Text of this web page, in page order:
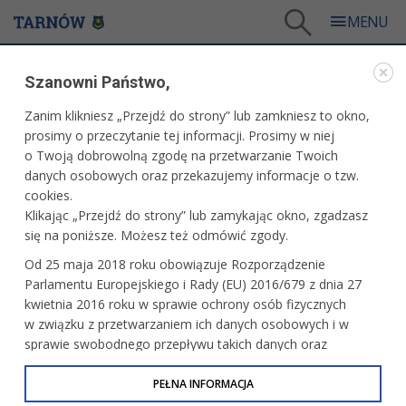
Epilog 40. TNF - ,,Sny pełne dymu" - projekcja specjalna oraz spotkanie z twórcami
WARTO ZOBACZYĆ
EPILOG 40. TNF - ,,SNY PEŁNE DYMU" -
PROJEKCJA SPECJALNA ORAZ SPOTKANIE Z
TWÓRCAMI
13.06.2026, 22:00 fot. Paweł Topolski
Szanowni Państwo,
Zanim klikniesz „Przejdź do strony” lub zamkniesz to okno,
prosimy o przeczytanie tej informacji. Prosimy w niej
o Twoją dobrowolną zgodę na przetwarzanie Twoich
danych osobowych oraz przekazujemy informacje o tzw.
cookies.
Klikając „Przejdź do strony” lub zamykając okno, zgadzasz
się na poniższe. Możesz też odmówić zgody.
Od 25 maja 2018 roku obowiązuje Rozporządzenie
Parlamentu Europejskiego i Rady (EU) 2016/679 z dnia 27
kwietnia 2016 roku w sprawie ochrony osób fizycznych
w związku z przetwarzaniem ich danych osobowych i w
sprawie swobodnego przepływu takich danych oraz
uchylenia dyrektywy 95/46/WE (określane jako RODO, GDPR
lub Ogólne Rozporządzenie o Ochronie Danych
PEŁNA INFORMACJA